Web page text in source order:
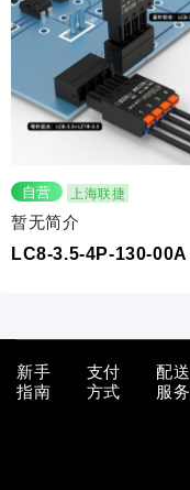
自营 上海联捷
暂无简介
LC8-3.5-4P-130-00A
新手
指南
支付
方式
配送
服务